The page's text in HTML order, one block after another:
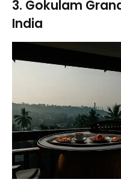
3. Gokulam
India